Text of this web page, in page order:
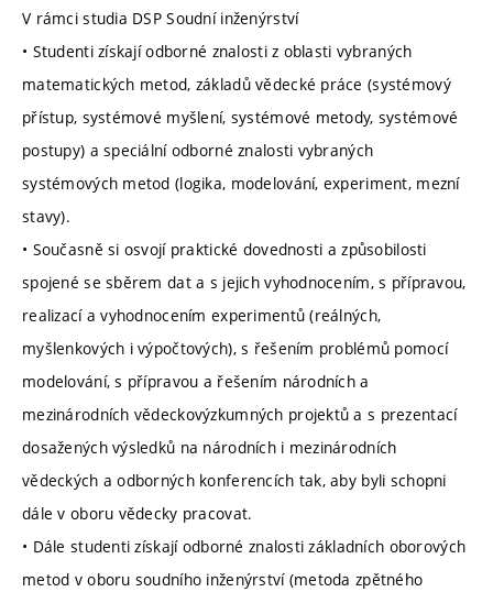
V rámci studia DSP Soudní inženýrství
• Studenti získají odborné znalosti z oblasti vybraných
matematických metod, základů vědecké práce (systémový
přístup, systémové myšlení, systémové metody, systémové
postupy) a speciální odborné znalosti vybraných
systémových metod (logika, modelování, experiment, mezní
stavy).
• Současně si osvojí praktické dovednosti a způsobilosti
spojené se sběrem dat a s jejich vyhodnocením, s přípravou,
realizací a vyhodnocením experimentů (reálných,
myšlenkových i výpočtových), s řešením problémů pomocí
modelování, s přípravou a řešením národních a
mezinárodních vědeckovýzkumných projektů a s prezentací
dosažených výsledků na národních i mezinárodních
vědeckých a odborných konferencích tak, aby byli schopni
dále v oboru vědecky pracovat.
• Dále studenti získají odborné znalosti základních oborových
metod v oboru soudního inženýrství (metoda zpětného